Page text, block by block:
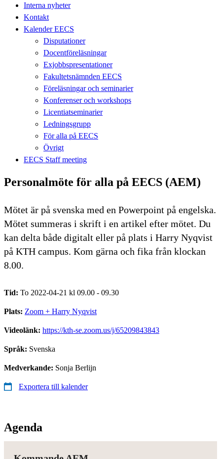
Interna nyheter
Kontakt
Kalender EECS
Disputationer
Docentföreläsningar
Exjobbspresentationer
Fakultetsnämnden EECS
Föreläsningar och seminarier
Konferenser och workshops
Licentiatseminarier
Ledningsgrupp
För alla på EECS
Övrigt
EECS Staff meeting
Personalmöte för alla på EECS (AEM)
Mötet är på svenska med en Powerpoint på engelska.
Mötet summeras i skrift i en artikel efter mötet. Du
kan delta både digitalt eller på plats i Harry Nyqvist
på KTH campus. Kom gärna och fika från klockan
8.00.
Tid: To 2022-04-21 kl 09.00 - 09.30
Plats: Zoom + Harry Nyqvist
Videolänk: https://kth-se.zoom.us/j/65209843843
Språk: Svenska
Medverkande: Sonja Berlijn
Exportera till kalender
Agenda